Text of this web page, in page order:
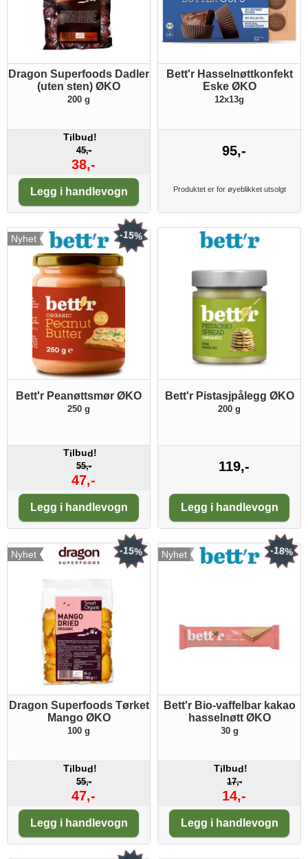
Dragon Superfoods Dadler
(uten sten) ØKO
200 g
Tilbud!
45,-
38,-
Legg i handlevogn
Bett'r Hasselnøttkonfekt
Eske ØKO
12x13g
95,-
Produktet er for øyeblikket utsolgt
Nyhet
Bett'r Peanøttsmør ØKO
250 g
Tilbud!
55,-
47,-
-15%
Legg i handlevogn
Bett'r Pistasjpålegg ØKO
200 g
119,-
Legg i handlevogn
Nyhet
Dragon Superfoods Tørket
Mango ØKO
100 g
Tilbud!
55,-
47,-
-15%
Legg i handlevogn
Nyhet
Bett'r Bio-vaffelbar kakao
hasselnøtt ØKO
30 g
Tilbud!
17,-
14,-
-18%
Legg i handlevogn